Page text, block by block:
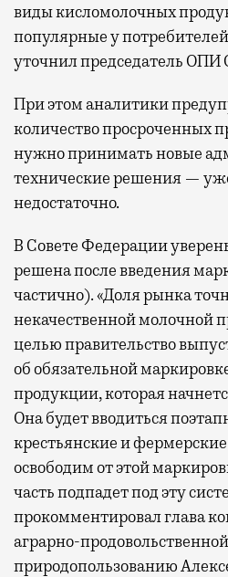
виды кисломолочных
популярные у
уточнил председатель ОПИ
При этом аналитики
количество просроченных
нужно принимать новые
технические решения —
недостаточно.
В Совете Федерации
решена после введения
частично). «Доля рынка
некачественной молочной
целью правительство
об обязательной
продукции, которая
Она будет вводиться
крестьянские и
освободим от этой
часть подпадет под эту
прокомментировал глава
аграрно-
природопользованию